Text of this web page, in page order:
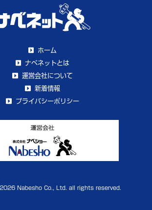
ホーム
ナベネットとは
運営会社について
新着情報
プライバシーポリシー
Nabesho Co., Ltd. all rights reserved.